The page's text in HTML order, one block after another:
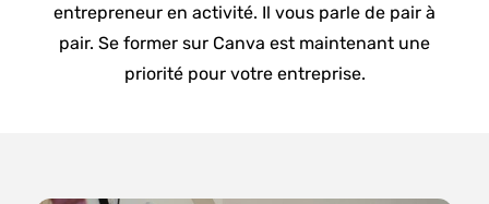
entrepreneur en activité. Il vous parle de pair à
pair. Se former sur Canva est maintenant une
priorité pour votre entreprise.